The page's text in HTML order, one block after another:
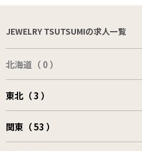
JEWELRY TSUTSUMIの求人一覧
北海道（ 0 ）
東北（ 3 ）
関東（ 53 ）